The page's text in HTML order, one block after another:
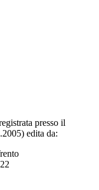
presso il
edita da: